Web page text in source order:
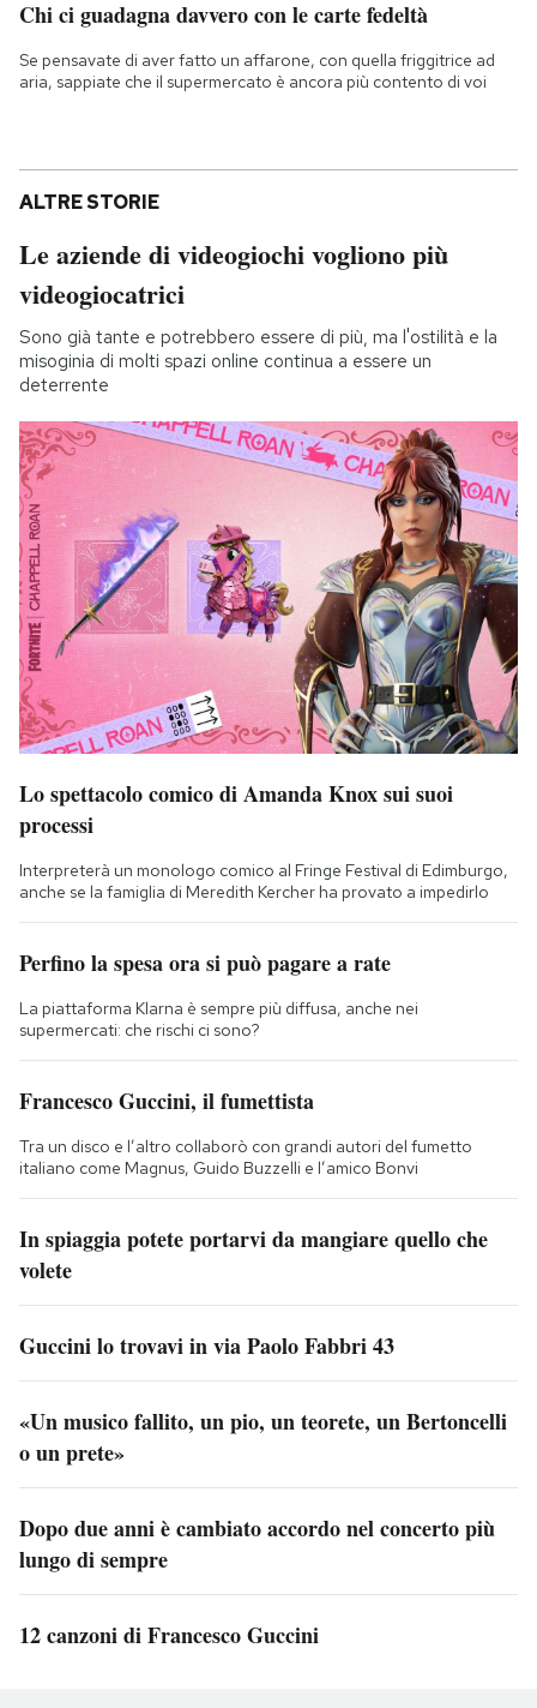
Chi ci guadagna davvero con le carte fedeltà
Se pensavate di aver fatto un affarone, con quella friggitrice ad
aria, sappiate che il supermercato è ancora più contento di voi
ALTRE STORIE
Le aziende di videogiochi vogliono più
videogiocatrici
Sono già tante e potrebbero essere di più, ma l'ostilità e la
misoginia di molti spazi online continua a essere un
deterrente
Lo spettacolo comico di Amanda Knox sui suoi
processi
Interpreterà un monologo comico al Fringe Festival di Edimburgo,
anche se la famiglia di Meredith Kercher ha provato a impedirlo
Perfino la spesa ora si può pagare a rate
La piattaforma Klarna è sempre più diffusa, anche nei
supermercati: che rischi ci sono?
Francesco Guccini, il fumettista
Tra un disco e l’altro collaborò con grandi autori del fumetto
italiano come Magnus, Guido Buzzelli e l’amico Bonvi
In spiaggia potete portarvi da mangiare quello che
volete
Guccini lo trovavi in via Paolo Fabbri 43
«Un musico fallito, un pio, un teorete, un Bertoncelli
o un prete»
Dopo due anni è cambiato accordo nel concerto più
lungo di sempre
12 canzoni di Francesco Guccini